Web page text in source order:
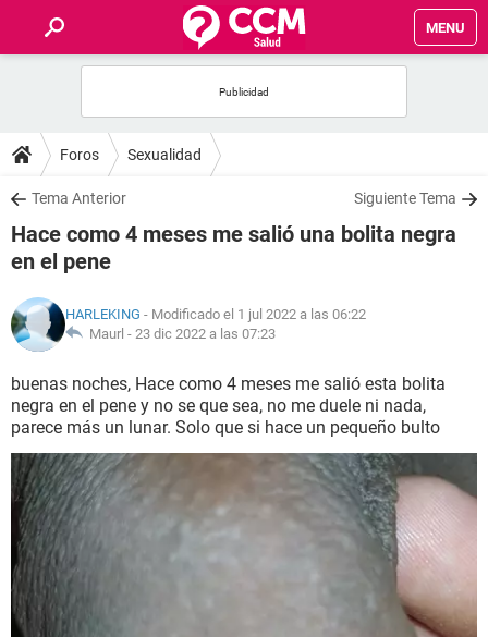
MENU
FOROS
SALUD
FAMILIA
NUTRICIÓN
SEXUALIDAD
GLOSARIO
Foros Sexualidad
Tema Anterior Siguiente Tema
Hace como 4 meses me salió una bolita negra
en el pene
HARLEKING - Modificado el 1 jul 2022 a las 06:22
Maurl - 23 dic 2022 a las 07:23
buenas noches, Hace como 4 meses me salió esta bolita
negra en el pene y no se que sea, no me duele ni nada,
parece más un lunar. Solo que si hace un pequeño bulto